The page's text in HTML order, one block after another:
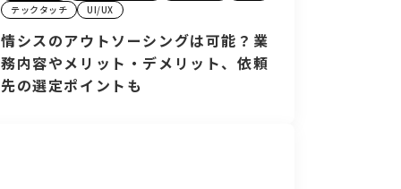
テックタッチ
UI/UX
情シスのアウトソーシングは可能？業
務内容やメリット・デメリット、依頼
先の選定ポイントも